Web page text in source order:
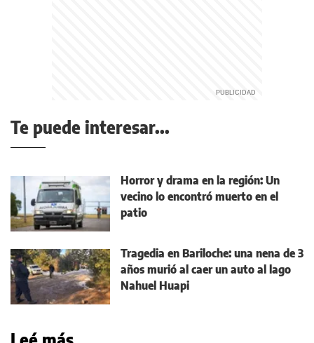
Te puede interesar...
Horror y drama en la región: Un
vecino lo encontró muerto en el
patio
Tragedia en Bariloche: una nena de 3
años murió al caer un auto al lago
Nahuel Huapi